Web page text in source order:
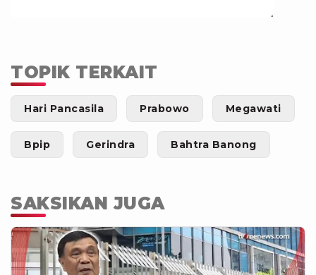
TOPIK TERKAIT
Hari Pancasila Prabowo Megawati
Bpip Gerindra Bahtra Banong
SAKSIKAN JUGA